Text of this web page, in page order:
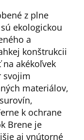
z plne
ekologickou
a
konštrukcii
akékoľvek
svojim
materiálov,
k ochrane
Brene je
aj vnútorné